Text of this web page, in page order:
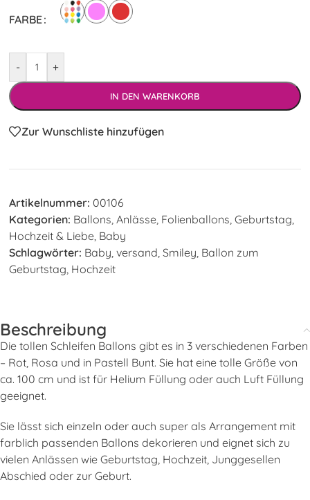
FARBE
- +
IN DEN WARENKORB
Zur Wunschliste hinzufügen
Artikelnummer: 00106
Kategorien: Ballons Anlässe Folienballons Geburtstag
Hochzeit & Liebe Baby
Schlagwörter: Baby versand Smiley Ballon zum
Geburtstag Hochzeit
Beschreibung
Die tollen Schleifen Ballons gibt es in 3 verschiedenen Farben
– Rot, Rosa und in Pastell Bunt. Sie hat eine tolle Größe von
ca. 100 cm und ist für Helium Füllung oder auch Luft Füllung
geeignet.
Sie lässt sich einzeln oder auch super als Arrangement mit
farblich passenden Ballons dekorieren und eignet sich zu
vielen Anlässen wie Geburtstag, Hochzeit, Junggesellen
Abschied oder zur Geburt.